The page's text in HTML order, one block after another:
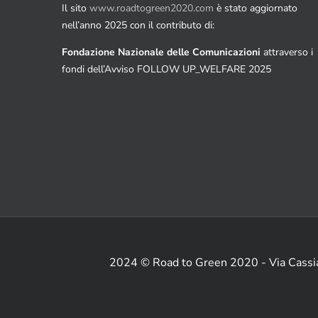
Il sito www.roadtogreen2020.com è stato aggiornato
nell’anno 2025 con il contributo di:
Fondazione Nazionale delle Comunicazioni attraverso i
fondi dell’Avviso FOLLOW UP_WELFARE 2025
2024 © Road to Green 2020 - Via